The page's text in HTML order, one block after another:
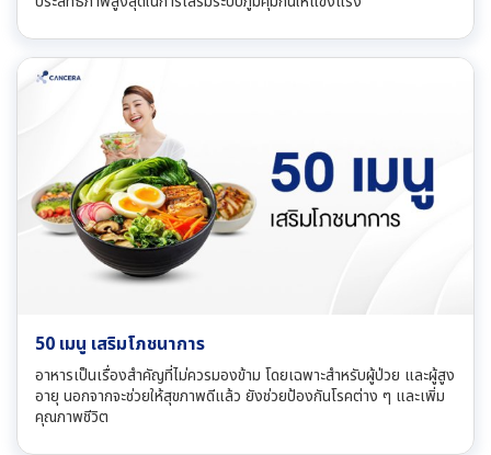
50 เมนู เสริมโภชนาการ
อาหารเป็นเรื่องสำคัญที่ไม่ควรมองข้าม โดยเฉพาะสำหรับผู้ป่วย และผู้สูง
อายุ นอกจากจะช่วยให้สุขภาพดีแล้ว ยังช่วยป้องกันโรคต่าง ๆ และเพิ่ม
คุณภาพชีวิต